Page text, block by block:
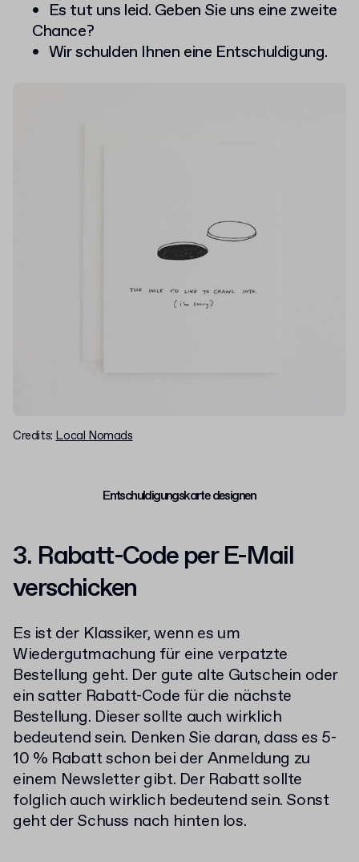
Es tut uns leid. Geben Sie uns eine zweite
Chance?
Wir schulden Ihnen eine Entschuldigung.
Credits: Local Nomads
Entschuldigungskarte designen
3. Rabatt-Code per E-Mail
verschicken
Es ist der Klassiker, wenn es um
Wiedergutmachung für eine verpatzte
Bestellung geht. Der gute alte Gutschein oder
ein satter Rabatt-Code für die nächste
Bestellung. Dieser sollte auch wirklich
bedeutend sein. Denken Sie daran, dass es 5-
10 % Rabatt schon bei der Anmeldung zu
einem Newsletter gibt. Der Rabatt sollte
folglich auch wirklich bedeutend sein. Sonst
geht der Schuss nach hinten los.